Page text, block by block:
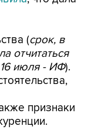
(срок, в
отчитаться
16 июля - ИФ).
признаки